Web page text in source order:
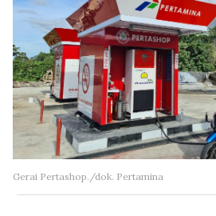
Gerai Pertashop./dok. Pertamina